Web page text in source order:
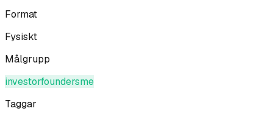
Format
Fysiskt
Målgrupp
investorfoundersme
Taggar